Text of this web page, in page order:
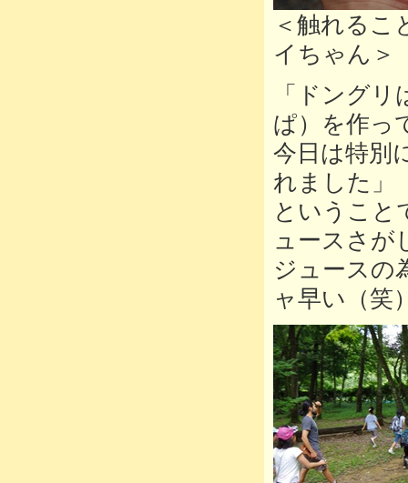
＜触れるこ
イちゃん＞
「ドング
ぱ）を作っ
今日は特別
れました」
ということ
ュースさが
ジュースの
ャ早い（笑